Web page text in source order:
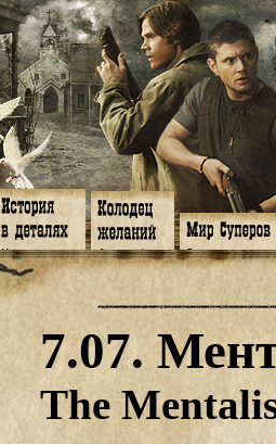
Книги
Галереи
Музыка
Видео
Субтитры
Заметки
Мысли
Откровение
Арт-кафе
Игромания
Фанфики
Обои
Фанарт
Анекдоты
Передоз
Страшилки
Знакомство
Обитатели
Семейное
Дневник
Арсенал
СИЗО
Суперы от и
7.07.
The